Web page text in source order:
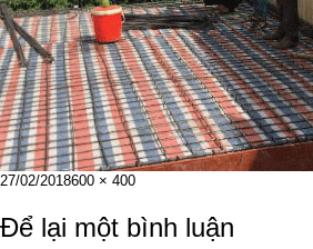
Đăng
ngày
27/02/2018Kích
đầy
đủ
600 × 400
Để lại một bình luận